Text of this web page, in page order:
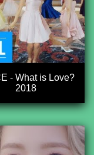
- What is Love?
2018